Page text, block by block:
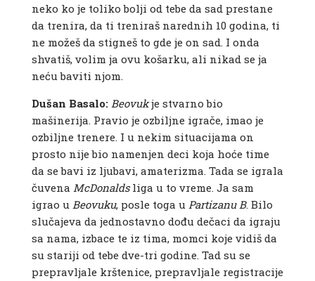
neko ko je toliko bolji od tebe da sad prestane
da trenira, da ti treniraš narednih 10 godina, ti
ne možeš da stigneš to gde je on sad. I onda
shvatiš, volim ja ovu košarku, ali nikad se ja
neću baviti njom.
Dušan Basalo: Beovukje stvarno bio
mašinerija. Pravio je ozbiljne igrače, imao je
ozbiljne trenere. I u nekim situacijama on
prosto nije bio namenjen deci koja hoće time
da se bavi iz ljubavi, amaterizma. Tada se igrala
čuvena McDonaldsliga u to vreme. Ja sam
igrao u Beovuku, posle toga u Partizanu B. Bilo
slučajeva da jednostavno dođu dečaci da igraju
sa nama, izbace te iz tima, momci koje vidiš da
su stariji od tebe dve-tri godine. Tad su se
prepravljale krštenice, prepravljale registracije